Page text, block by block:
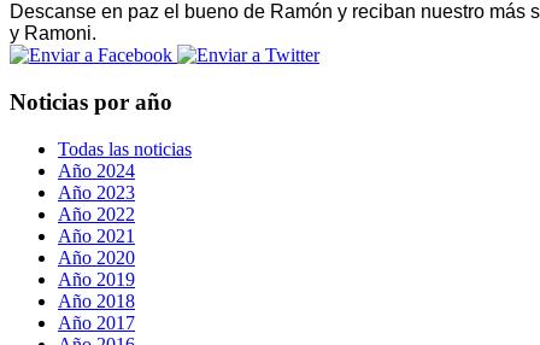
Descanse en paz el bueno de Ramón y reciban nuestro
y Ramoni.
Noticias por año
Todas las noticias
Año 2024
Año 2023
Año 2022
Año 2021
Año 2020
Año 2019
Año 2018
Año 2017